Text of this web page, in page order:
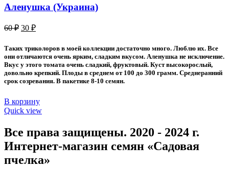
Аленушка (Украина)
60₽ Первоначальная
60 ₽.
30 ₽Текущая
30 ₽.
Таких триколоров в моей коллекции достаточно много. Люблю их. Все
они отличаются очень ярким, сладким вкусом. Аленушка не исключение.
Вкус у этого томата очень сладкий, фруктовый. Куст высокорослый,
довольно крепкий. Плоды в среднем от 100 до 300 грамм. Среднеранний
срок созревания. В пакетике 8-10 семян.
В корзину
Quick view
Все права защищены. 2020 - 2024 г.
Интернет-магазин семян «Садовая
пчелка»